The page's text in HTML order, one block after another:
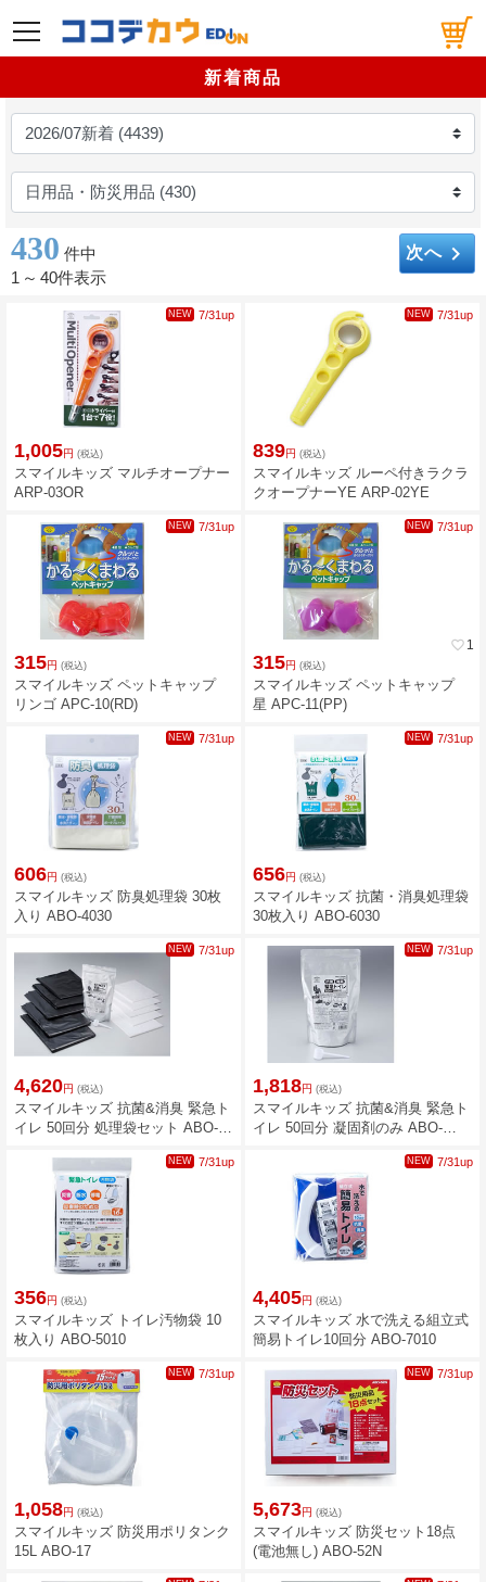
メニュー
新着商品
430 件中
1 ～ 40件表示
次へkeyboard_arrow_right
NEW 7/31up
1,005円 (税込)
スマイルキッズ マルチオープナー
ARP-03OR
NEW 7/31up
839円 (税込)
スマイルキッズ ルーペ付きラクラ
クオープナーYE ARP-02YE
NEW 7/31up
315円 (税込)
スマイルキッズ ペットキャップ
リンゴ APC-10(RD)
favorite_border 1
NEW 7/31up
315円 (税込)
スマイルキッズ ペットキャップ
星 APC-11(PP)
NEW 7/31up
606円 (税込)
スマイルキッズ 防臭処理袋 30枚
入り ABO-4030
NEW 7/31up
656円 (税込)
スマイルキッズ 抗菌・消臭処理袋
30枚入り ABO-6030
NEW 7/31up
4,620円 (税込)
スマイルキッズ 抗菌&消臭 緊急ト
イレ 50回分 処理袋セット ABO-
NEW 7/31up
1,818円 (税込)
スマイルキッズ 抗菌&消臭 緊急ト
イレ 50回分 凝固剤のみ ABO-
NEW 7/31up
356円 (税込)
スマイルキッズ トイレ汚物袋 10
枚入り ABO-5010
NEW 7/31up
4,405円 (税込)
スマイルキッズ 水で洗える組立式
簡易トイレ10回分 ABO-7010
NEW 7/31up
1,058円 (税込)
スマイルキッズ 防災用ポリタンク
15L ABO-17
NEW 7/31up
5,673円 (税込)
スマイルキッズ 防災セット18点
(電池無し) ABO-52N